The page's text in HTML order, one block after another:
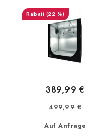
(22 %)
Auf Anfrage
389,99 €
499,99 €